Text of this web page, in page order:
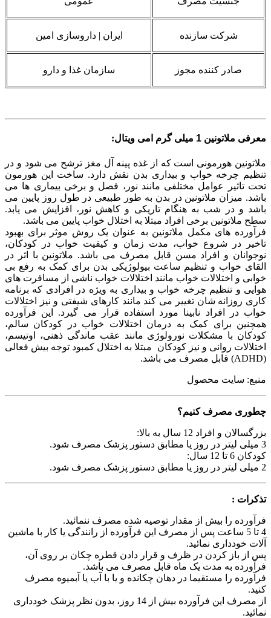
شرکت سازنده ایران | داروسازی امین
صادر کننده مجوز سازمان غذا و دارو
معرفی ملاتونین 1 میلی گرم امی ویتال :
ملاتونین هورمونی است که از غذه پینه آل مغز ترشح می شود و در
تنظیم چرخه خواب و بیداری بدن نقش دارد. ساخت این هورمون
تحت تاثیر عوامل مختلفی مانند نور، فصل و برخی بیماری ها می
باشد. میزان ملاتونین در بدن به طور طبیعی در طول روز پایین می
باشد و در شب به هنگام تاریکی و کاهش نور، افزایش می یابد.
سطح ملاتونین برخی افراد مبتلا به اختلال خواب پایین می باشد.
فرآورده های مکمل ملاتونین به عنوان یک روش موثر برای بهبود
تاخیر در شروع خواب، مدت زمان و کیفیت خواب در کودکان،
نوجوانان و افراد مسن قابل مصرف می باشد. ملاتونین با اثر در
القای خواب و تنظیم ساعت بیولوژیکی بدن برای کمک به رفع بی
خوابی و اختلالات خواب مانند اختلالات خواب ناشی از مسافرت های
هوایی و تنظیم چرخه خواب و بیداری به ویژه در افرادی که برنامه
کاری روزانه شان تغییر می کند مانند کارهای شیفتی و نیز اختلالات
خواب در افراد نابینا مورد استفاده قرار می گیرد. این فرآورده
همچنین برای کمک به درمان اختلالات خواب در کودکان سالم،
کودکان با مشکلات نورولوژی مانند عقب ماندگی ذهنی، اوتیسم،
اختلالات روانی و نیز کودکان مبتلا به اختلال کمبود توجه بیش فعالی
(ADHD) قابل مصرف می باشد.
منبع: سایت محصول
چطوری مصرف کنیم؟
بزرگسالان و افراد 12 سال به بالا:
3 میلی لیتر در روز یا مطابق دستور پزشک مصرف شود.
کودکان 6 تا 12 سال:
2 میلی لیتر در روز یا مطابق دستور پزشک مصرف شود.
تذکرات :
فرآورده را بیش از مقدار توصیه شده مصرف ننمائید.
4 تا 5 ساعت پس از مصرف این فرآورده از رانندگی یا کار با ماشین
آلات خودداری نمائید.
پس از باز کردن در ظرف و قرار دادن قطره چکان بر روی آن،
فرآورده به مدت یک ماه قابل مصرف می باشد.
فرآورده را مستقیما در دهان چکانده و یا با آب یا آبمیوه مصرف
کنید.
از مصرف این فرآورده بیش از 14 روز، بدون نظر پزشک خودداری
نمائید.